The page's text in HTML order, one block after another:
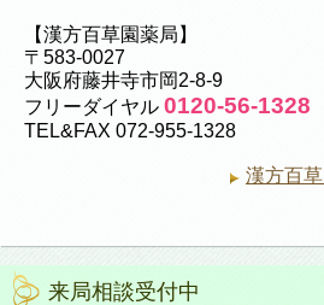
【漢方百草園薬局】
〒583-0027
大阪府藤井寺市岡2-8-9
フリーダイヤル 0120-56-1328
TEL&FAX 072-955-1328
漢方百
来局相談受付中